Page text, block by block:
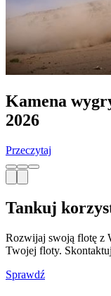
Kamena
2026
Przeczytaj
Tankuj
Rozwijaj swoją flotę z
Twojej floty.
Sprawdź